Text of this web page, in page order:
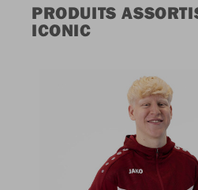
PRODUITS
ICONIC